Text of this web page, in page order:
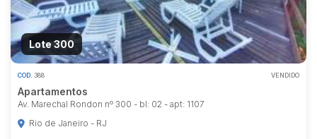
Lote 300
COD. 388 VENDIDO
Apartamentos
Av. Marechal Rondon nº 300 - bl: 02 - apt: 1107
Rio de Janeiro - RJ